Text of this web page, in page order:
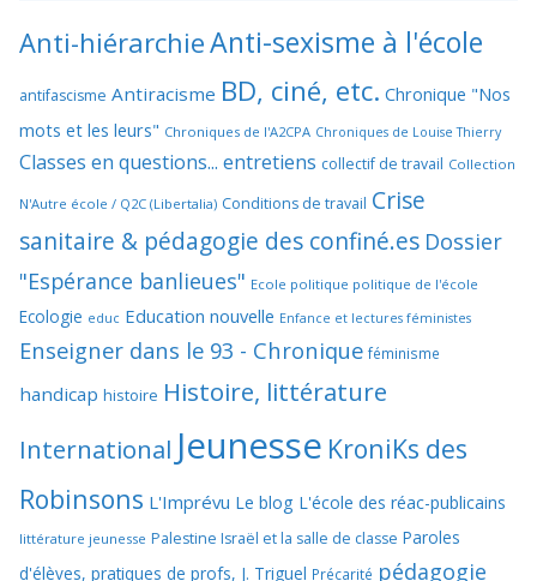
Anti-hiérarchieAnti-sexisme à l'école
antifascisme Antiracisme BD, ciné, etc. Chronique "Nos
mots et les leurs" Chroniques de l'A2CPA Chroniques de Louise Thierry
Classes en questions... entretiens collectif de travail Collection
N'Autre école / Q2C (Libertalia) Conditions de travail Crise
sanitaire & pédagogie des confiné.es Dossier
"Espérance banlieues" Ecole politique politique de l'école
Ecologie educ Education nouvelle Enfance et lectures féministes
Enseigner dans le 93 - Chronique féminisme
handicap histoire Histoire, littérature
International Jeunesse KroniKs des
Robinsons L'Imprévu Le blog L'école des réac-publicains
littérature jeunesse Palestine Israël et la salle de classe Paroles
d'élèves, pratiques de profs, J. Triguel Précarité pédagogie